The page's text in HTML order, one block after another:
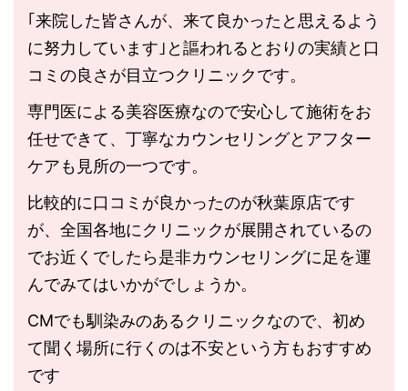
｢来院した皆さんが、来て良かったと思えるよう
に努力しています｣と謳われるとおりの実績と口
コミの良さが目立つクリニックです。
専門医による美容医療なので安心して施術をお
任せできて、丁寧なカウンセリングとアフター
ケアも見所の一つです。
比較的に口コミが良かったのが秋葉原店です
が、全国各地にクリニックが展開されているの
でお近くでしたら是非カウンセリングに足を運
んでみてはいかがでしょうか。
CMでも馴染みのあるクリニックなので、初め
て聞く場所に行くのは不安という方もおすすめ
です